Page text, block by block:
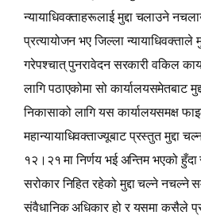
न्यायाधिवक्ताहरूलाई मुद्दा चलाउने
प्रत्यायोजन भए जिल्ला न्यायाधिवक्ताले
गरेपश्‍चात् पुनरावेदन सरकारी वकिल
लागि पठाएकोमा सो कार्यालयसमेतबाट
निकासाको लागि यस कार्यालयसमक्ष
महान्यायाधिवक्ताज्यूबाट प्रस्तुत मुद्दा
१२।२१ मा निर्णय भई अन्तिम भएको
सरोकार निहित रहेको मुद्दा चल्ने नचल्ने
संवैधानिक अधिकार हो र यसमा कसैले